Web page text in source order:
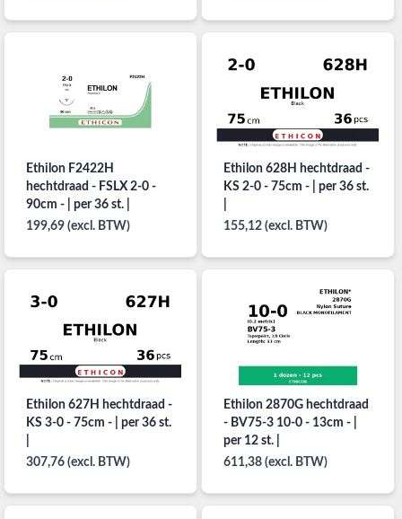
Ethilon F2422H
hechtdraad - FSLX 2-0 -
90cm - | per 36 st. |
199,69 (excl. BTW)
Ethilon 628H hechtdraad -
KS 2-0 - 75cm - | per 36 st.
155,12 (excl. BTW)
Ethilon 627H hechtdraad -
KS 3-0 - 75cm - | per 36 st.
307,76 (excl. BTW)
Ethilon 2870G hechtdraad
- BV75-3 10-0 - 13cm - |
per 12 st. |
611,38 (excl. BTW)